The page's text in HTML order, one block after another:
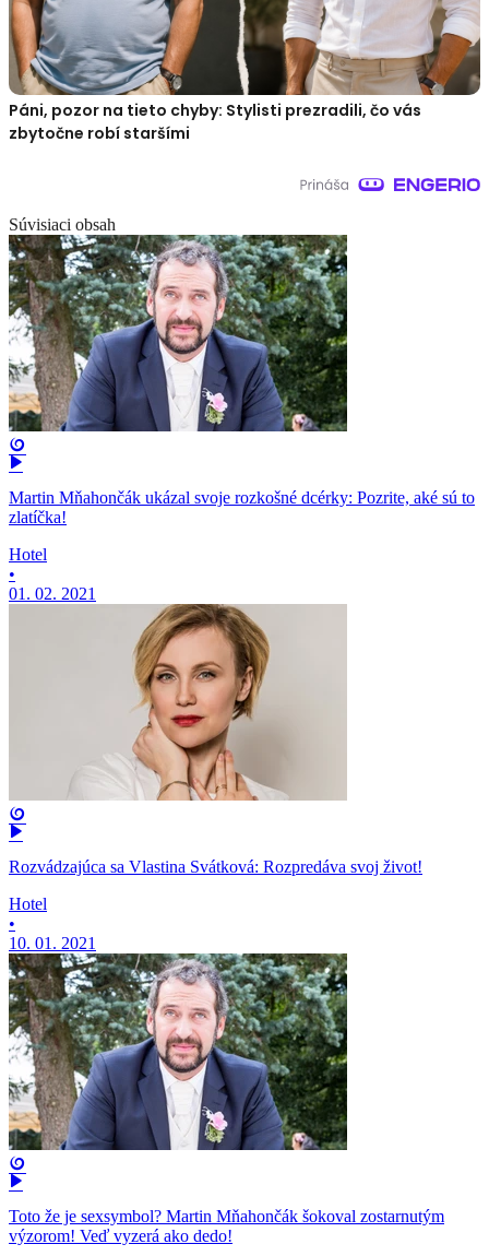
Páni, pozor na tieto chyby: Stylisti prezradili, čo vás
zbytočne robí staršími
Súvisiaci obsah
Martin Mňahončák ukázal svoje rozkošné dcérky: Pozrite, aké sú to
zlatíčka!
Hotel
•
01. 02. 2021
Rozvádzajúca sa Vlastina Svátková: Rozpredáva svoj život!
Hotel
•
10. 01. 2021
Toto že je sexsymbol? Martin Mňahončák šokoval zostarnutým
výzorom! Veď vyzerá ako dedo!